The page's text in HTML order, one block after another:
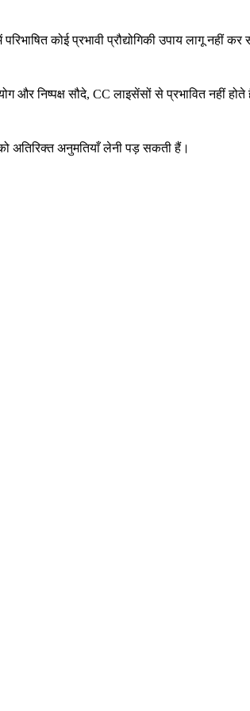
कोई प्रभावी प्रौद्योगिकी उपाय लागू नहीं
निष्पक्ष सौदे, CC लाइसेंसों से प्रभावित नहीं होते
अनुमतियाँ लेनी पड़ सकती हैं।